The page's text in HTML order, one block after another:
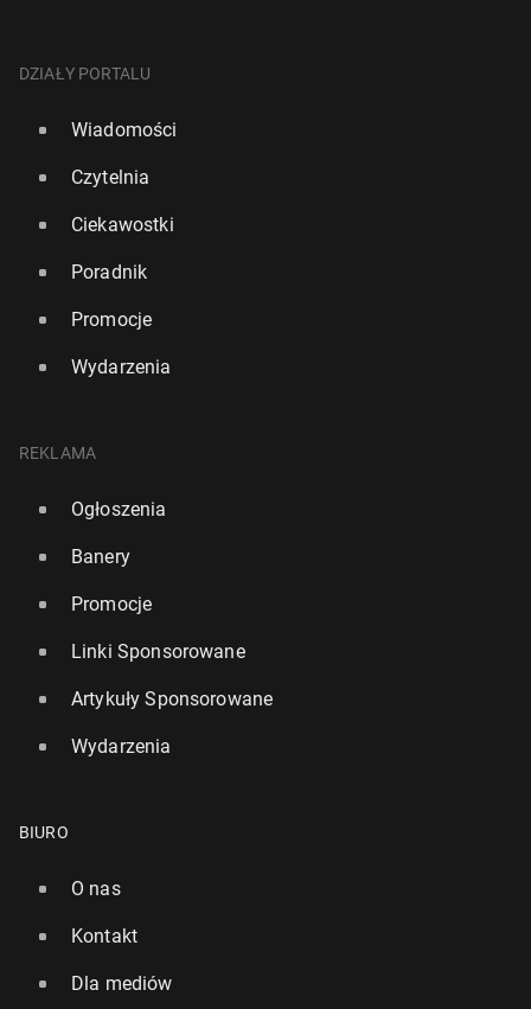
DZIAŁY PORTALU
Wiadomości
Czytelnia
Ciekawostki
Poradnik
Promocje
Wydarzenia
REKLAMA
Ogłoszenia
Banery
Promocje
Linki Sponsorowane
Artykuły Sponsorowane
Wydarzenia
BIURO
O nas
Kontakt
Dla mediów